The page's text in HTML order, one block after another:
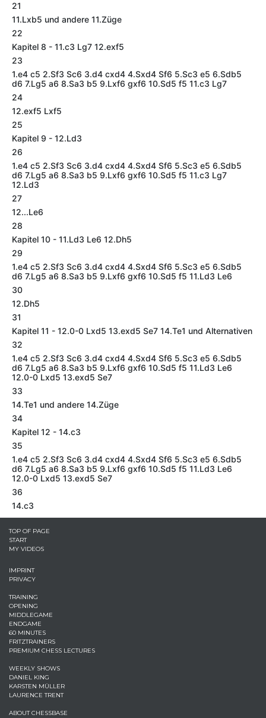
21
11.Lxb5 und andere 11.Züge
22
Kapitel 8 - 11.c3 Lg7 12.exf5
23
1.e4 c5 2.Sf3 Sc6 3.d4 cxd4 4.Sxd4 Sf6 5.Sc3 e5 6.Sdb5
d6 7.Lg5 a6 8.Sa3 b5 9.Lxf6 gxf6 10.Sd5 f5 11.c3 Lg7
24
12.exf5 Lxf5
25
Kapitel 9 - 12.Ld3
26
1.e4 c5 2.Sf3 Sc6 3.d4 cxd4 4.Sxd4 Sf6 5.Sc3 e5 6.Sdb5
d6 7.Lg5 a6 8.Sa3 b5 9.Lxf6 gxf6 10.Sd5 f5 11.c3 Lg7
12.Ld3
27
12...Le6
28
Kapitel 10 - 11.Ld3 Le6 12.Dh5
29
1.e4 c5 2.Sf3 Sc6 3.d4 cxd4 4.Sxd4 Sf6 5.Sc3 e5 6.Sdb5
d6 7.Lg5 a6 8.Sa3 b5 9.Lxf6 gxf6 10.Sd5 f5 11.Ld3 Le6
30
12.Dh5
31
Kapitel 11 - 12.0-0 Lxd5 13.exd5 Se7 14.Te1 und Alternativen
32
1.e4 c5 2.Sf3 Sc6 3.d4 cxd4 4.Sxd4 Sf6 5.Sc3 e5 6.Sdb5
d6 7.Lg5 a6 8.Sa3 b5 9.Lxf6 gxf6 10.Sd5 f5 11.Ld3 Le6
12.0-0 Lxd5 13.exd5 Se7
33
14.Te1 und andere 14.Züge
34
Kapitel 12 - 14.c3
35
1.e4 c5 2.Sf3 Sc6 3.d4 cxd4 4.Sxd4 Sf6 5.Sc3 e5 6.Sdb5
d6 7.Lg5 a6 8.Sa3 b5 9.Lxf6 gxf6 10.Sd5 f5 11.Ld3 Le6
12.0-0 Lxd5 13.exd5 Se7
36
14.c3
TOP OF PAGE
START
MY VIDEOS
IMPRINT
PRIVACY
TRAINING
OPENING
MIDDLEGAME
ENDGAME
60 MINUTES
FRITZTRAINERS
PREMIUM CHESS LECTURES
WEEKLY SHOWS
DANIEL KING
KARSTEN MÜLLER
LAURENCE TRENT
ABOUT CHESSBASE